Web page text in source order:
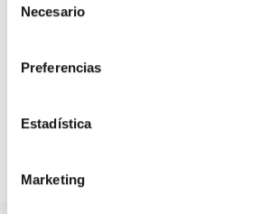
de cookies
Necesario
Preferencias
Estadística
Marketing